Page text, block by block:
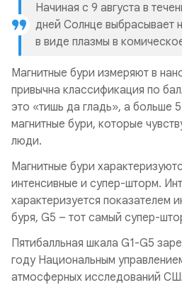
Начиная с 9 августа в
дней Солнце выбрасывает
в виде плазмы в
Магнитные бури измеряют в
привычна классификация по
это «тишь да гладь», а больше
магнитные бури, которые
люди.
Магнитные бури
интенсивные и супер-шторм.
характеризуется показателем
буря, G5 – тот самый супер-
Пятибалльная шкала G1-G5
году Национальным
атмосферных исследований